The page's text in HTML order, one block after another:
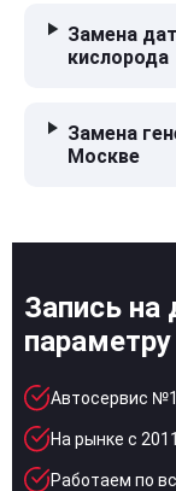
Замена
кислорода
Замена
Москве
Запись на
параметру
Автосервис
На рынке с
Работаем по